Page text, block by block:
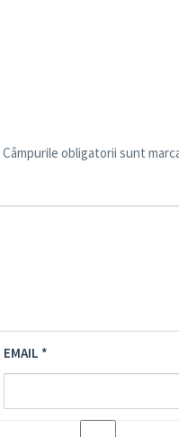
Câmpurile obligatorii sunt
EMAIL *